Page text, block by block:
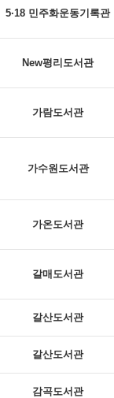
5·18 민주화운동기록관
New평리도서관
가람도서관
가수원도서관
가온도서관
갈매도서관
갈산도서관
갈산도서관
감곡도서관